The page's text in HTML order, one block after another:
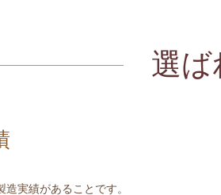
選ば
実績があることです。